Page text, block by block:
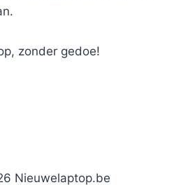
zonder gedoe!
Nieuwelaptop.be